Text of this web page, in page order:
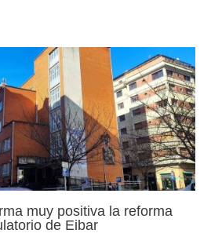
muy positiva la reforma
de Eibar